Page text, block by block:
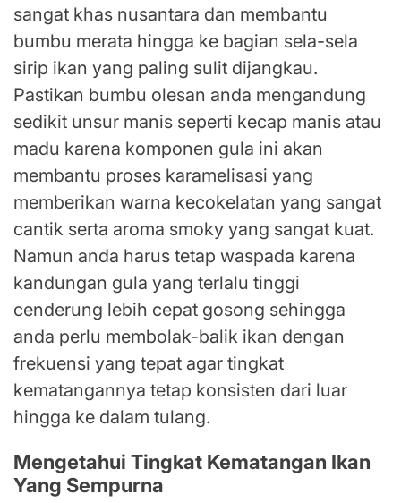
sangat khas nusantara dan membantu
bumbu merata hingga ke bagian sela-sela
sirip ikan yang paling sulit dijangkau.
Pastikan bumbu olesan anda mengandung
sedikit unsur manis seperti kecap manis atau
madu karena komponen gula ini akan
membantu proses karamelisasi yang
memberikan warna kecokelatan yang sangat
cantik serta aroma smoky yang sangat kuat.
Namun anda harus tetap waspada karena
kandungan gula yang terlalu tinggi
cenderung lebih cepat gosong sehingga
anda perlu membolak-balik ikan dengan
frekuensi yang tepat agar tingkat
kematangannya tetap konsisten dari luar
hingga ke dalam tulang.
Mengetahui Tingkat Kematangan Ikan
Yang Sempurna